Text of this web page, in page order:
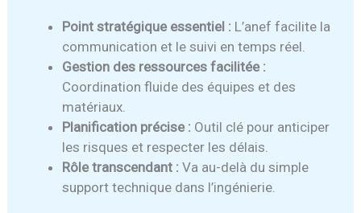
Point stratégique essentiel : L’anef facilite la
communication et le suivi en temps réel.
Gestion des ressources facilitée :
Coordination fluide des équipes et des
matériaux.
Planification précise : Outil clé pour anticiper
les risques et respecter les délais.
Rôle transcendant : Va au-delà du simple
support technique dans l’ingénierie.